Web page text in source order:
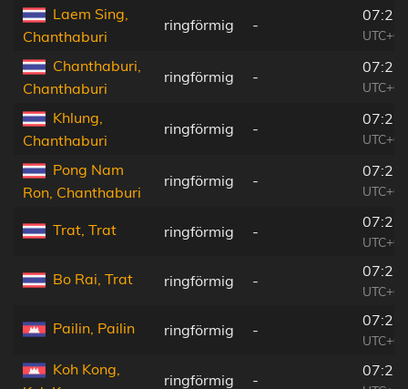
Laem Sing,
Chanthaburi
ringförmig -
Chanthaburi,
Chanthaburi
ringförmig -
Khlung,
Chanthaburi
ringförmig -
Pong Nam
Ron, Chanthaburi
ringförmig -
Trat, Trat ringförmig -
Bo Rai, Trat ringförmig -
Pailin, Pailin ringförmig -
Koh Kong,
ringförmig -